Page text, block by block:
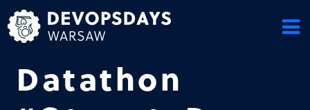
to
content
Datathon